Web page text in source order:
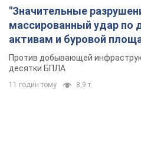
"Значительные
массированный удар
активам и буровой
Против добывающей
десятки БПЛА
11 годин тому 8,9 т.